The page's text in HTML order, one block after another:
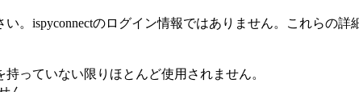
。ispyconnectのログイン情報ではありません。これらの
持っていない限りほとんど使用されません。